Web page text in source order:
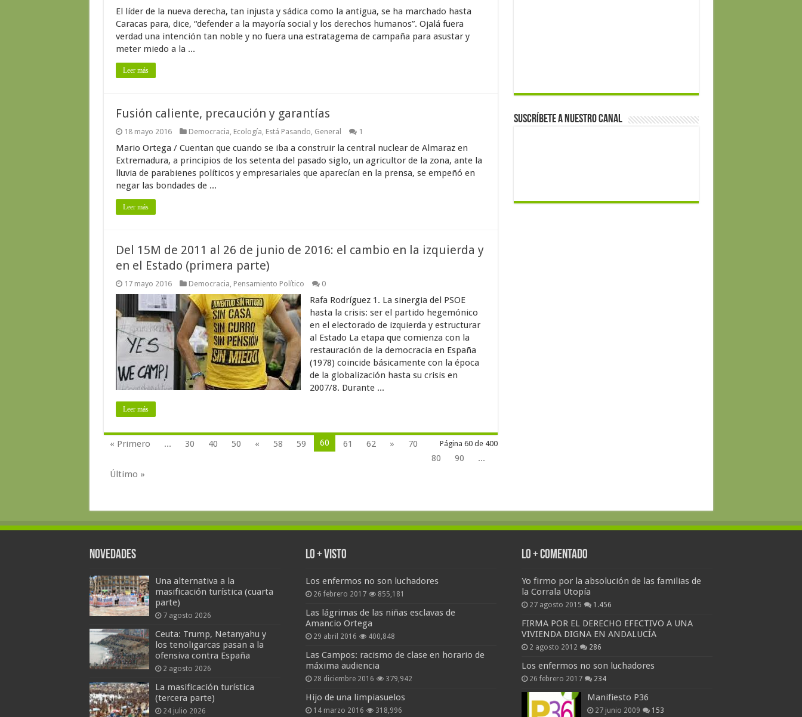
El líder de la nueva derecha, tan injusta y sádica como la antigua, se ha marchado hasta
Caracas para, dice, “defender a la mayoría social y los derechos humanos”. Ojalá fuera
verdad una intención tan noble y no fuera una estratagema de campaña para asustar y
meter miedo a la ...
Leer más
Fusión caliente, precaución y garantías
18 mayo 2016 Democracia, Ecología, Está Pasando, General 1
Mario Ortega / Cuentan que cuando se iba a construir la central nuclear de Almaraz en
Extremadura, a principios de los setenta del pasado siglo, un agricultor de la zona, ante la
lluvia de parabienes políticos y empresariales que aparecían en la prensa, se empeñó en
negar las bondades de ...
Leer más
Del 15M de 2011 al 26 de junio de 2016: el cambio en la izquierda y
en el Estado (primera parte)
17 mayo 2016 Democracia, Pensamiento Político 0
Rafa Rodríguez 1. La sinergia del PSOE
hasta la crisis: ser el partido hegemónico
en el electorado de izquierda y estructurar
al Estado La etapa que comienza con la
restauración de la democracia en España
(1978) coincide básicamente con la época
de la globalización hasta su crisis en
2007/8. Durante ...
Leer más
Página 60 de 400
« Primero ... 30 40 50 « 58 59 60 61 62 »
70
80
90
...
Último »
Suscríbete a nuestro canal
Novedades
Una alternativa a la
masificación turística (cuarta
parte)
7 agosto 2026
Ceuta: Trump, Netanyahu y
los tenoligarcas pasan a la
ofensiva contra España
2 agosto 2026
La masificación turística
(tercera parte)
24 julio 2026
Lo + Visto
Los enfermos no son luchadores
26 febrero 2017 855,181
Las lágrimas de las niñas esclavas de
Amancio Ortega
29 abril 2016 400,848
Las Campos: racismo de clase en horario de
máxima audiencia
28 diciembre 2016 379,942
Hijo de una limpiasuelos
14 marzo 2016 318,996
Lo + Comentado
Yo firmo por la absolución de las familias de
la Corrala Utopía
27 agosto 2015 1.456
FIRMA POR EL DERECHO EFECTIVO A UNA
VIVIENDA DIGNA EN ANDALUCÍA
2 agosto 2012 286
Los enfermos no son luchadores
26 febrero 2017 234
Manifiesto P36
27 junio 2009 153